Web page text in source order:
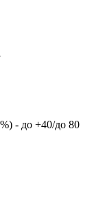
- до +40/до 80